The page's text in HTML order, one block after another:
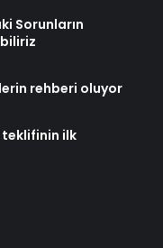
Sorunların
rehberi oluyor
teklifinin ilk